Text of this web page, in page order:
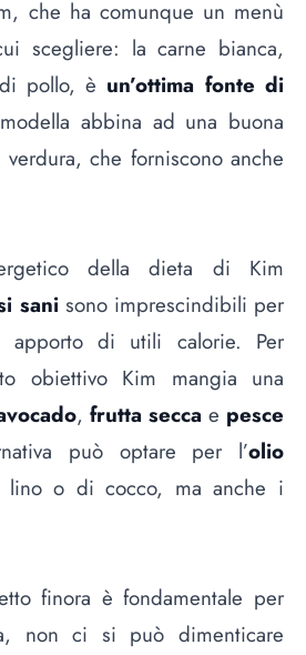
che ha comunque un menù
scegliere: la carne bianca,
pollo, è un’ottima fonte di
abbina ad una buona
che forniscono anche
della dieta di Kim
sanisono imprescindibili per
apporto di utili calorie. Per
obiettivo Kim mangia una
, frutta secca e pesce
può optare per l’olio
o di cocco, ma anche i
finora è fondamentale per
non ci si può dimenticare